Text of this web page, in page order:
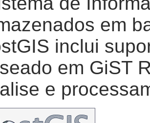
em
inclui
em GiST
e